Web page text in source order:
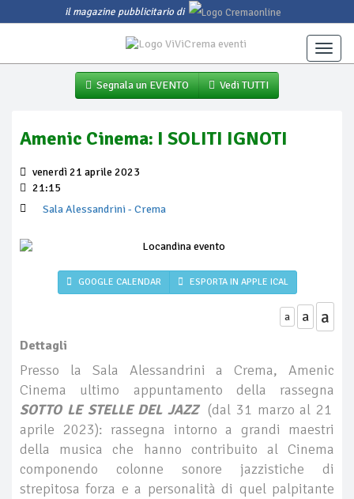
il magazine pubblicitario di
Toggle
Segnala un EVENTO
Vedi TUTTI
Amenic Cinema: I SOLITI IGNOTI
venerdì 21 aprile 2023
21:15
Sala Alessandrini - Crema
GOOGLE CALENDAR ESPORTA IN APPLE ICAL
a a a
Dettagli
Presso la Sala Alessandrini a Crema, Amenic
Cinema ultimo appuntamento della rassegna
SOTTO LE STELLE DEL JAZZ (dal 31 marzo al 21
aprile 2023): rassegna intorno a grandi maestri
della musica che hanno contribuito al Cinema
componendo colonne sonore jazzistiche di
strepitosa forza e a personalità di quel palpitante